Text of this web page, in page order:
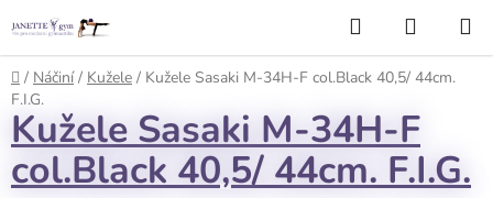
na
obsah
Hledat
KOŠÍK
Domů
/ Náčiní / Kužele / Kužele Sasaki M-34H-F col.Black 40,5/ 44cm.
F.I.G.
Kužele Sasaki M-34H-F
col.Black 40,5/ 44cm. F.I.G.